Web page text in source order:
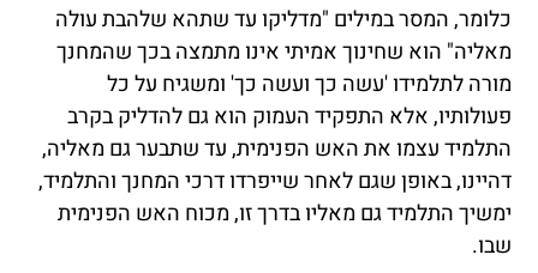
כלומר, המסר במילים "מדליקו עד שתהא שלהבת עולה
מאליה" הוא שחינוך אמיתי אינו מתמצה בכך שהמחנך
מורה לתלמידו 'עשה כך ועשה כך' ומשגיח על כל
פעולותיו, אלא התפקיד העמוק הוא גם להדליק בקרב
התלמיד עצמו את האש הפנימית, עד שתבער גם מאליה,
דהיינו, באופן שגם לאחר שייפרדו דרכי המחנך והתלמיד,
ימשיך התלמיד גם מאליו בדרך זו, מכוח האש הפנימית
שבו.